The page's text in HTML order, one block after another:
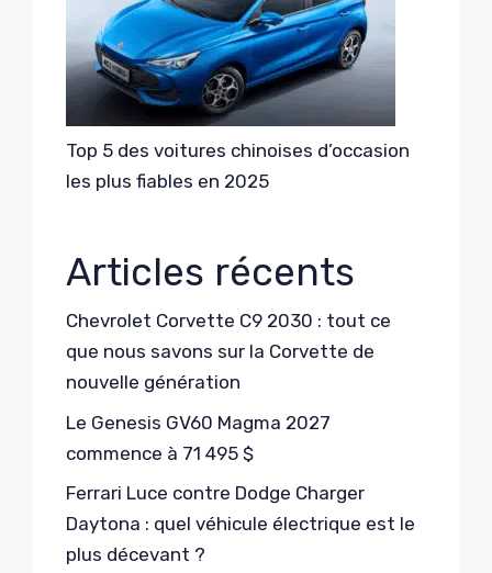
Top 5 des voitures chinoises d’occasion
les plus fiables en 2025
Articles récents
Chevrolet Corvette C9 2030 : tout ce
que nous savons sur la Corvette de
nouvelle génération
Le Genesis GV60 Magma 2027
commence à 71 495 $
Ferrari Luce contre Dodge Charger
Daytona : quel véhicule électrique est le
plus décevant ?